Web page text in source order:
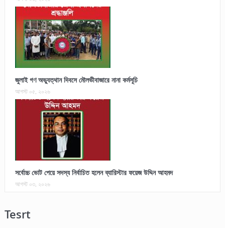
জুলাই গণ অভ্যুত্থান দিবসে মৌলভীবাজারে নানা কর্মসূচি
আগস্ট ০৫, ২০২৬
সর্বোচ্চ ভোট পেয়ে সদস্য নির্বাচিত হলেন ব্যারিস্টার ফয়েজ উদ্দিন আহমদ
আগস্ট ০৩, ২০২৬
Tesrt